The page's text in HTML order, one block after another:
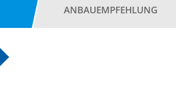
ANBAUEMPFEHLUNG